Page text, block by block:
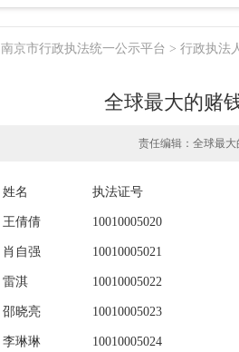
南京市行政执法统一公示平台 > 行政执法
全球最大的赌
责任编辑：全球最大
姓名 执法证号
王倩倩 10010005020
肖自强 10010005021
雷淇 10010005022
邵晓亮 10010005023
李琳琳 10010005024